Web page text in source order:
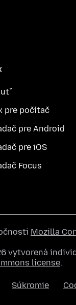
pre počítač
pre Android
pre iOS
Focus
Mozilla
vytvorená
license.
Súkromie